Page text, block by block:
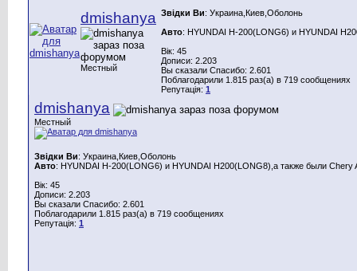
dmishanya
Местный
Звідки Ви: Украина,Киев,Оболонь
Авто: HYUNDAI H-200(LONG6) и HYUNDAI
Вік: 45
Дописи: 2.203
Вы сказали Спасибо: 2.601
Поблагодарили 1.815 раз(а) в 719 сообщениях
Репутація: 1
dmishanya
Местный
Звідки Ви: Украина,Киев,Оболонь
Авто: HYUNDAI H-200(LONG6) и HYUNDAI H200(LONG8),а также были Chery
Вік: 45
Дописи: 2.203
Вы сказали Спасибо: 2.601
Поблагодарили 1.815 раз(а) в 719 сообщениях
Репутація: 1